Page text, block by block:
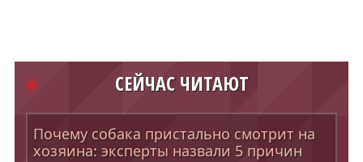
СЕЙЧАС ЧИТАЮТ
Почему собака пристально смотрит на
хозяина: эксперты назвали 5 причин